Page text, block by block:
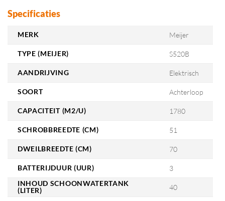
Specificaties
MERK Meijer
TYPE (MEIJER) S520B
AANDRIJVING Elektrisch
SOORT Achterloop
CAPACITEIT (M2/U) 1780
SCHROBBREEDTE (CM) 51
DWEILBREEDTE (CM) 70
BATTERIJDUUR (UUR)
3
INHOUD SCHOONWATERTANK
(LITER)
40